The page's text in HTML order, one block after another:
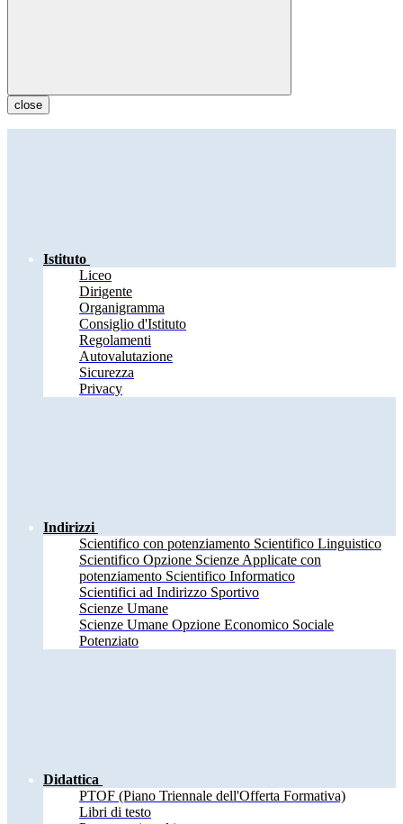
close
Istituto
Liceo
Dirigente
Organigramma
Consiglio d'Istituto
Regolamenti
Autovalutazione
Sicurezza
Privacy
Indirizzi
Scientifico con potenziamento Scientifico Linguistico
Scientifico Opzione Scienze Applicate con
potenziamento Scientifico Informatico
Scientifici ad Indirizzo Sportivo
Scienze Umane
Scienze Umane Opzione Economico Sociale
Potenziato
Didattica
PTOF (Piano Triennale dell'Offerta Formativa)
Libri di testo